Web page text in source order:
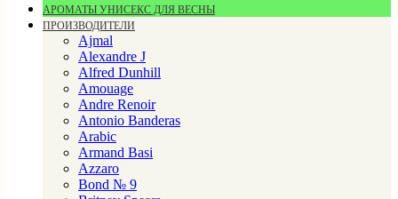
АРОМАТЫ УНИСЕКС ДЛЯ ВЕСНЫ
ПРОИЗВОДИТЕЛИ
Ajmal
Alexandre J
Alfred Dunhill
Amouage
Andre Renoir
Antonio Banderas
Arabic
Armand Basi
Azzaro
Bond № 9